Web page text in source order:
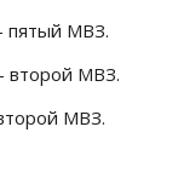
пятый МВЗ.
второй МВЗ.
МВЗ.